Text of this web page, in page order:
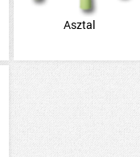
Asztal